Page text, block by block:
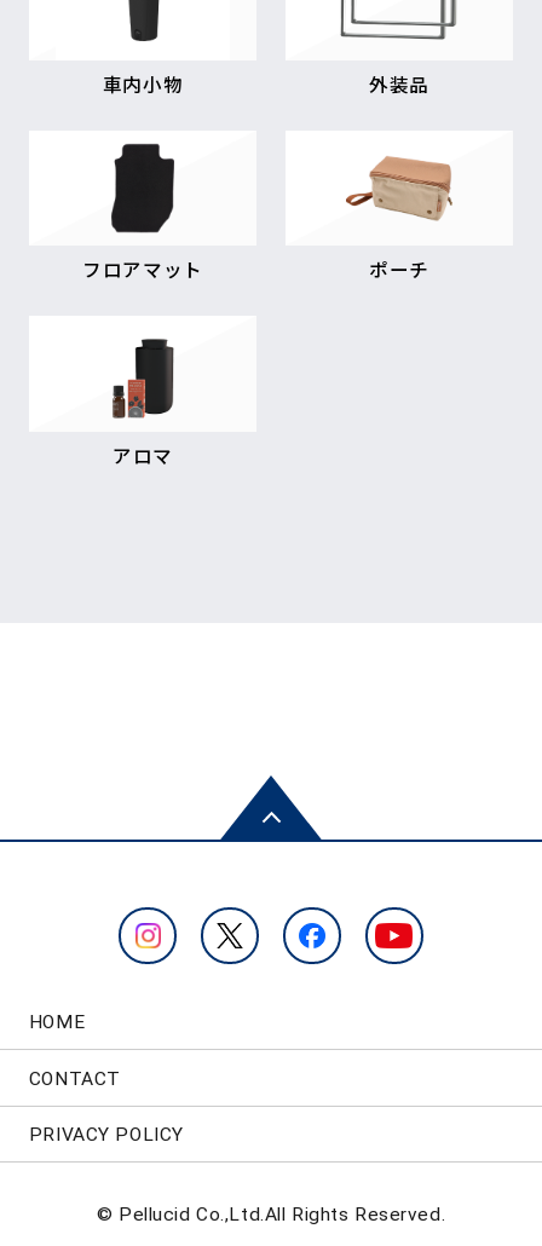
車内小物 外装品
フロアマット ポーチ
アロマ
HOME
CONTACT
PRIVACY POLICY
© Pellucid Co.,Ltd.All Rights Reserved.